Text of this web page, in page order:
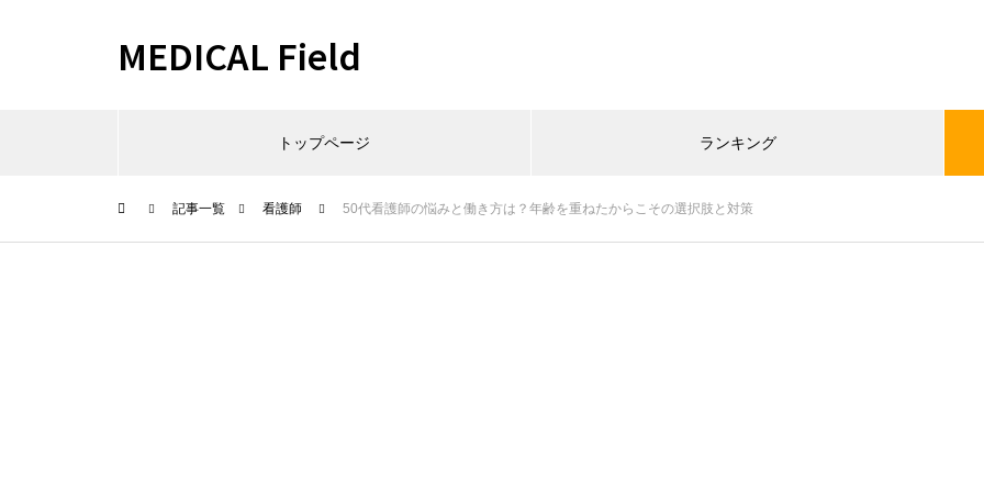
MEDICAL Field
トップページ ランキング
記事一覧 看護師 50代看護師の悩みと働き方は？年齢を重ねたからこその選択肢と対策